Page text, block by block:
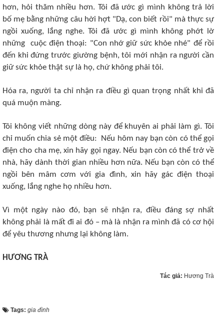
hơn, hỏi thăm nhiều hơn. Tôi đã ước gì mình không trả lời
bố mẹ bằng những câu hời hợt "Dạ, con biết rồi" mà thực sự
ngồi xuống, lắng nghe. Tôi đã ước gì mình không phớt lờ
những cuộc điện thoại: "Con nhớ giữ sức khỏe nhé" để rồi
đến khi đứng trước giường bệnh, tôi mới nhận ra người cần
giữ sức khỏe thật sự là họ, chứ không phải tôi.
Hóa ra, người ta chỉ nhận ra điều gì quan trọng nhất khi đã
quá muộn màng.
Tôi không viết những dòng này để khuyên ai phải làm gì. Tôi
chỉ muốn chia sẻ một điều: Nếu hôm nay bạn còn có thể gọi
điện cho cha mẹ, xin hãy gọi ngay. Nếu bạn còn có thể trở về
nhà, hãy dành thời gian nhiều hơn nữa. Nếu bạn còn có thể
ngồi bên mâm cơm với gia đình, xin hãy gác điện thoại
xuống, lắng nghe họ nhiều hơn.
Vì một ngày nào đó, bạn sẽ nhận ra, điều đáng sợ nhất
không phải là mất đi ai đó – mà là nhận ra mình đã có cơ hội
để yêu thương nhưng lại không làm.
HƯƠNG TRÀ
Tác giả: Hương Trà
Tags: gia đình